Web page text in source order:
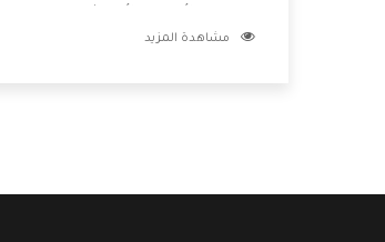
أفضل خدمات ما بعد البيع مع المنتجات
مشاهدة المزيد